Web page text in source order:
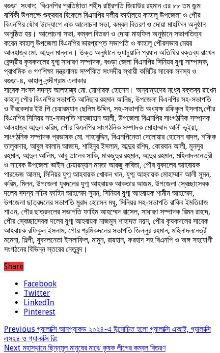
বগুড়া সংবাদ: বিএনপির প্রতিষ্ঠাতা শহীদ রাষ্ট্রপতি জিয়াউর রহমান এর ৮৮ তম জন্ম
বার্ষিকী উপলক্ষে শুক্রবার বিকেলে বিএনপির দলীয় কার্যালয়ে কাহালু উপজেলা ও পৌর
বিএনপির যৌথ উদ্যোগে এক আলোচনা সভা, কম্বল বিতরণ ও দোয়া মাহফিল অনুষ্ঠান
অনুষ্ঠিত হয়। আলোচনা সভা, কম্বল বিতরণ ও দোয়া মাহফিল অনুষ্ঠানে সভাপতিত্ব
করেন কাহালু উপজেলা বিএনপির ভারপ্রাপ্ত সভাপতি ও কাহালু পৌরসভার মেয়র
আলহাজ্ব মো. আব্দুল মান্নান। উক্ত অনুষ্ঠানে ভ্যাচুয়ালি প্রধান অতিথির বক্তব্য রাখেন
কেন্দ্রীয় কৃষকদলের যুগ্ম সাধারণ সম্পাদক, বগুড়া জেলা বিএনপির সিনিয়র যুগ্ম সাম্পাদক,
প্রাথমিক ও গণশিক্ষা মন্ত্রণালয় সর্ম্পকিত সংসদীয় স্থায়ী কমিটির সাবেক সদস্য ও
বগুড়া-৪, কাহালু-নন্দীগ্রাম এলাকার
সাবেক সংসদ সদস্য আলহাজ্ব মো. মোশারফ হোসেন। অন্যান্যদের মধ্যে বক্তব্য রাখেন
কাহালু পৌর বিএনপির সভাপতি আনিছার রহমান আনিছ, উপজেলা বিএনপির সহ-সভাপতি
ও বীরকেদার ইউ পি চেয়ারম্যান ছেলিম উদ্দিন, সহ-সভাপতি অধ্যক্ষ রফিকুল ইসলাম,পৌর
বিএনপির সিনিয়র সহ-সভাপতি শাহজাহান আলী, উপজেলা বিএনপির সাংগঠনিক সম্পাদক
আলহাজ্ব আব্দুল করিম, পৌর বিএনপির সাংগঠনিক সম্পাদক মোহাম্মাদ আলী ভূইয়া,
সাংগঠনিক সম্পাদক প্রভাষক মো. শাহাবুদ্দিন, বিএনপিনেতা দেলোয়ার হোসেন বাদল, শফিক
তালুকদার, আবুল কালাম আজাদ, শাহিনুর ইসলাম, আব্দুর রশিদ, কোরবান আলী, মুনসুর
রহমান, আব্দুল আলিম, আবু তালেব সাকি, মাকছুদুর রহমান, আব্দুর রহমান, মহিলাদলনেত্রী
ও সাবেক উপজেলা ভাইস চেয়ারম্যান মমতা আরজু কবিতা, পৌর যুবদলের আহবায়ক
পারভেজ আলম, সিনিয়র যুগ্ম আহবায়ক খোকন খান, যুগ্ম আহবায়ক মোহাম্মাদ আলী সুমন,
করিম, মিলন, উপজেলা যুবদলের যুগ্ম আহবায়ক আকতার আজম, উপজেলা স্বেচ্ছাসেবক
দলের সদস্য সচিব ফাহিম আহম্মেদ সুমন, সিনিয়র যুগ্ম আহবায়ক শামীম আহম্মেদ,
উপজেলা ছাত্রদলের সভাপতি মুরাদ হোসেন মধু, সিনিয়র সহ-সভাপতি রাকিব ইমতিয়াজ
শাওন, পৌর ছাত্রদলের সভাপতি ফাহিম আহম্মেদ রাসেল, সাধারণ সম্পাদক রিমন রাহাদ,
পৌর স্বেচ্ছাসেবক দলের যুগ্ম আহবায়ক নাজমুস শাহাদত নয়ন, পৌর কৃষকদলের সাবেক
আহবায়ক রফিকুল ইসলাম, পৌর শ্রমিকদলের সভাপতি জিল্লুর রহমান, মহিলাদলনেত্রী
মমেনা, শিল্পী, যুবদলনেতা ইসলাফিল, মামুন, রায়হান, ফরহাদ সহ বিএনপি ও অঙ্গ সহযোগী
সংগঠনের বিভিন্ন স্তরের নেতৃবৃন্দ।
Share
Facebook
Twitter
LinkedIn
Pinterest
Previous গ্যালাক্সি আনপ্যাকড ২০২৪-এ উন্মোচিত হলো গ্যালাক্সি এআই, গ্যালাক্সি
এস২৪ ও গ্যালাক্সি রিং
Next মহাস্থানে ছিন্নমূল মানুষের মাঝে কৃষক লীগের কম্বল বিতরণ